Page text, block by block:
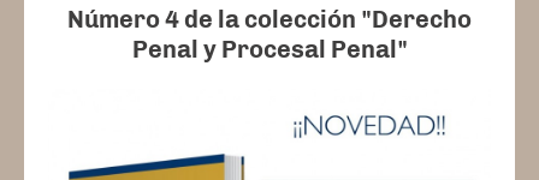
Número 4 de la colección "Derecho
Penal y Procesal Penal"